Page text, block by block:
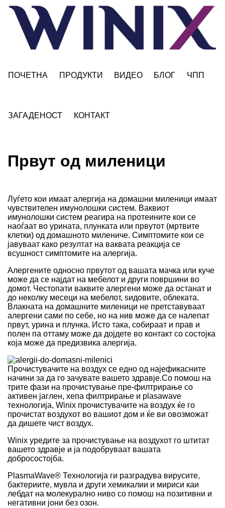
ПОЧЕТНА ПРОДУКТИ ВИДЕО БЛОГ ЧПП
ЗАГАДЕНОСТ КОНТАКТ
Првут од миленици
Луѓето кои имаат алергија на домашни миленици имаат
чувствителен имунолошки систем. Ваквиот
имунолошки систем реагира на протеините кои се
наоѓаат во урината, плунката или првутот (мртвите
клетки) од домашното милениче. Симптомите кои се
јавуваат како резултат на ваквата реакција се
всушност симптомите на алергија.
Алергените односно првутот од вашата мачка или куче
може да се најдат на мебелот и други површини во
домот. Честопати ваквите алергени може да останат и
до неколку месеци на мебелот, ѕидовите, облеката.
Влакната на домашните миленици не претставуваат
алергени сами по себе, но на нив може да се налепат
првут, урина и плунка. Исто така, собираат и прав и
полен па оттаму може да дојдете во контакт со состојка
која може да предизвика алергија.
Прочистувачите на воздух се едно од најефикасните
начини за да го зачувате вашето здравје.Со помош на
трите фази на прочистување пре-филтрирање со
активен јаглен, хепа филтрирање и plasawave
технологија, Winix прочистувачите на воздух ќе го
прочистат воздухот во вашиот дом и ќе ви овозможат
да дишете чист воздух.
Winix уредите за прочистување на воздухот го штитат
вашето здравје и ја подобруваат вашата
добросостојба.
PlasmaWave® Технологија ги разградува вирусите,
бактериите, мувла и други хемикалии и мириси каи
лебдат на молекурално ниво со помош на позитивни и
негативни јони без озон.